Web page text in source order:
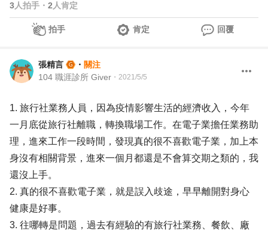
3人拍手 ・ 2 人肯定
拍手 肯定 回覆
張精言 ・ 關注
104 職涯診所 Giver ・ 2021/5/5
1. 旅行社業務人員，因為疫情影響生活的經濟收入，今年
一月底從旅行社離職，轉換職場工作。在電子業擔任業務助
理，進來工作一段時間，發現真的很不喜歡電子業，加上本
身沒有相關背景，進來一個月都還是不會算交期之類的，我
還沒上手。
2. 真的很不喜歡電子業，就是誤入歧途，早早離開對身心
健康是好事。
3. 往哪轉是問題，過去有經驗的有旅行社業務、餐飲、廠